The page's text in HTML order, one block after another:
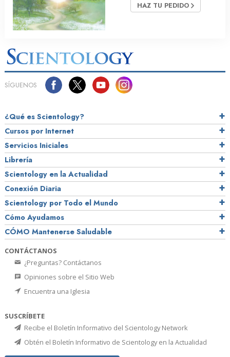
HAZ TU PEDIDO
SÍGUENOS
¿Qué es Scientology?
Cursos por Internet
Servicios Iniciales
Librería
Scientology en la Actualidad
Conexión Diaria
Scientology por Todo el Mundo
Cómo Ayudamos
CÓMO Mantenerse Saludable
CONTÁCTANOS
¿Preguntas? Contáctanos
Opiniones sobre el Sitio Web
Encuentra una Iglesia
SUSCRÍBETE
Recibe el Boletín Informativo del Scientology Network
Obtén el Boletín Informativo de Scientology en la Actualidad